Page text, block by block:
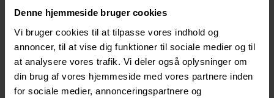
Denne hjemmeside bruger cookies
Vi bruger cookies til at tilpasse vores indhold og
annoncer, til at vise dig funktioner til sociale medier og til
at analysere vores trafik. Vi deler også oplysninger om
din brug af vores hjemmeside med vores partnere inden
for sociale medier, annonceringspartnere og